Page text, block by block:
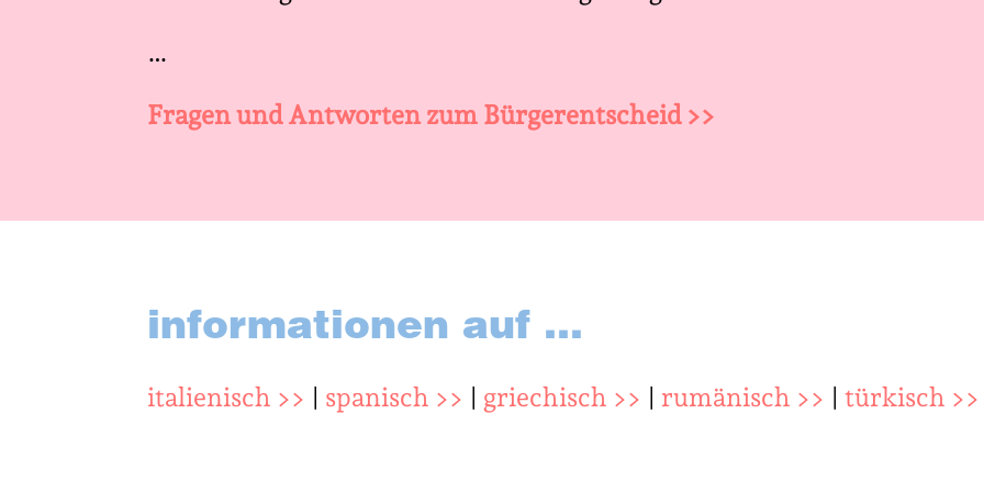
…
Fragen und Antworten zum Bürgerentscheid >>
informationen auf …
italienisch >> | spanisch >> | griechisch >> | rumänisch >> |türkisch >>